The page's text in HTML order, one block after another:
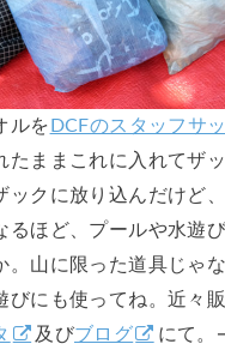
ルを DCFのスタッフサ
たままこれに入れてザ
ックに放り込んだけど
るほど、プールや水遊
。山に限った道具じゃ
びにも使ってね。近々
及びブログ にて